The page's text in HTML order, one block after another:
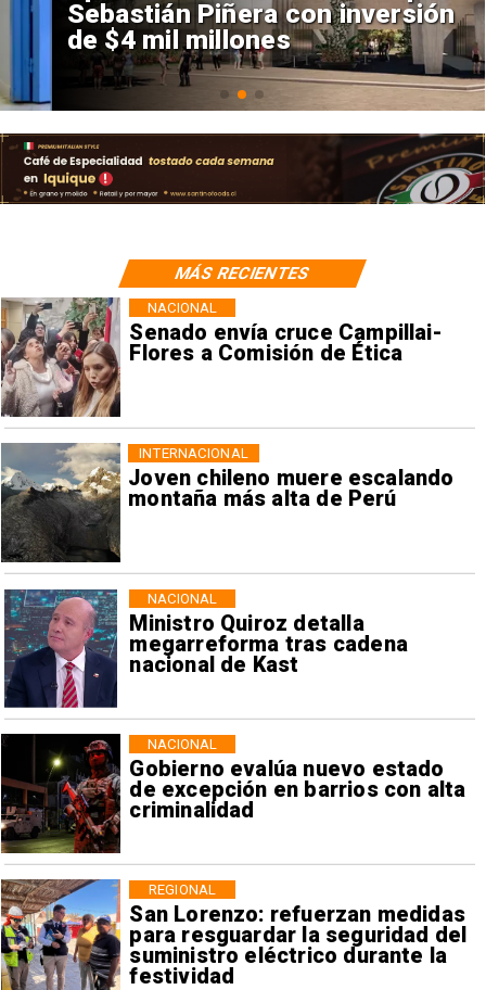
Sebastián Piñera con inversión
de $4 mil millones
Senado envía cruce Campillai-
Flores a Comisión de Ética
NACIONAL
Joven chileno muere escalando
montaña más alta de Perú
INTERNACIONAL
Ministro Quiroz detalla
megarreforma tras cadena
nacional de Kast
NACIONAL
Gobierno evalúa nuevo estado
de excepción en barrios con alta
criminalidad
NACIONAL
San Lorenzo: refuerzan medidas
para resguardar la seguridad del
suministro eléctrico durante la
festividad
REGIONAL
MÁS RECIENTES